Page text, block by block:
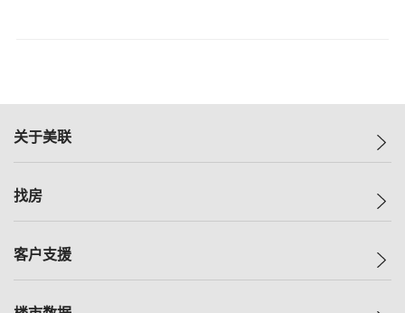
关于美联
美联集团
人才招募
找房
一手新房
客户支援
自助放盘